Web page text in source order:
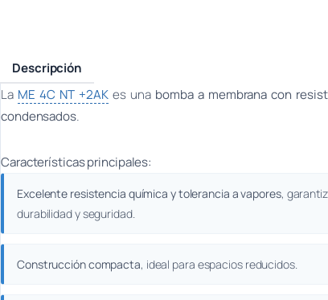
Descripción
La ME 4C NT +2AKes una bomba a membrana con
condensados.
Características principales:
Excelente resistencia química y tolerancia a vapores,
durabilidad y seguridad.
Construcción compacta, ideal para espacios reducidos.